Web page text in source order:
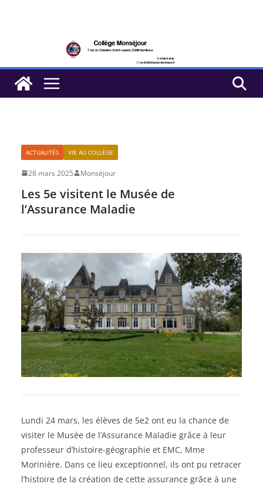
ACTUALITÉS VIE AU COLLÈGE
28 mars 2025 Monséjour
Les 5e visitent le Musée de
l’Assurance Maladie
Lundi 24 mars, les élèves de 5e2 ont eu la chance de
visiter le Musée de l’Assurance Maladie grâce à leur
professeur d’histoire-géographie et EMC, Mme
Morinière. Dans ce lieu exceptionnel, ils ont pu retracer
l’histoire de la création de cette assurance grâce à une